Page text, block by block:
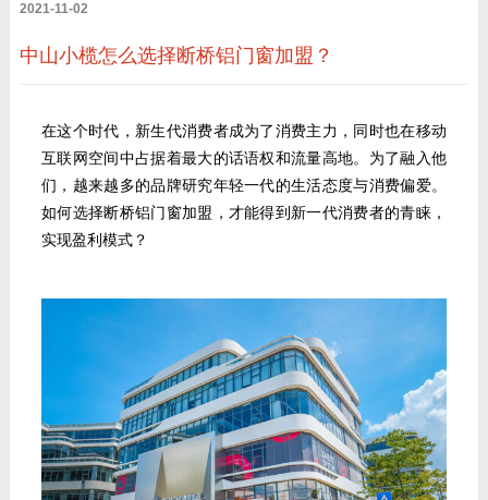
2021-11-02
中山小榄怎么选择断桥铝门窗加盟？
在这个时代，新生代消费者成为了消费主力，同时也在移动
互联网空间中占据着最大的话语权和流量高地。为了融入他
们，越来越多的品牌研究年轻一代的生活态度与消费偏爱。
如何选择断桥铝门窗加盟，才能得到新一代消费者的青睐，
实现盈利模式？